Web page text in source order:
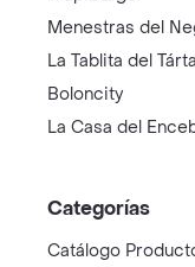
Menestras del
La Tablita del
Boloncity
La Casa del
Categorías
Catálogo